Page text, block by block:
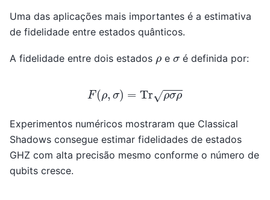
Uma das aplicações mais importantes é a estimativa
de fidelidade entre estados quânticos.
A fidelidade entre dois estados ρ eσ é definida por:
F( ρ,σ Trρ σρ
Experimentos numéricos mostraram que Classical
Shadows consegue estimar fidelidades de estados
GHZ com alta precisão mesmo conforme o número de
qubits cresce.